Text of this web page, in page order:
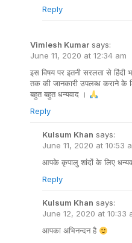
Reply
Vimlesh Kumar says:
June 11, 2020 at 12:34 am
इस विषय पर इतनी सरलता से हिंदी
तक की जानकारी उपलब्ध कराने
बहुत बहुत धन्यवाद ।
Reply
Kulsum Khan says:
June 11, 2020 at 10:53
आपके कृपालु शांदों के लिए
Reply
Kulsum Khan says:
June 12, 2020 at 10:33
आपका अभिनन्दन है